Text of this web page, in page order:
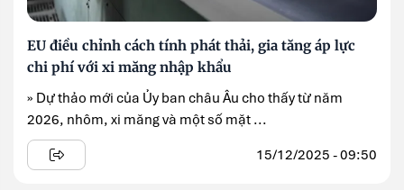
EU điều chỉnh cách tính phát thải, gia tăng áp lực
chi phí với xi măng nhập khẩu
» Dự thảo mới của Ủy ban châu Âu cho thấy từ năm
2026, nhôm, xi măng và một số mặt ...
15/12/2025 - 09:50